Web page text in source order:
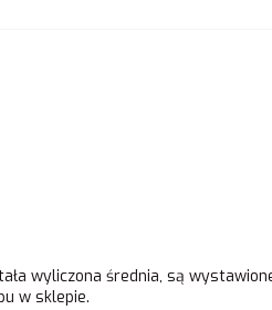
wyliczona średnia, są
w sklepie.